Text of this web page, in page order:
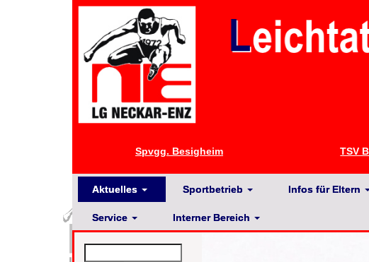
Spvgg. Besigheim TSV
Aktuelles Sportbetrieb Infos für Eltern
Service Interner Bereich